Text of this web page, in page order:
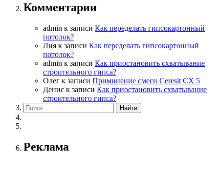
Комментарии
admin к записи Как переделать гипсокартонный
потолок?
Лия к записи Как переделать гипсокартонный
потолок?
admin к записи Как приостановить схватывание
строительного гипса?
Олег к записи Приминение смеси Ceresit СХ 5
Денис к записи Как приостановить схватывание
строительного гипса?
Реклама